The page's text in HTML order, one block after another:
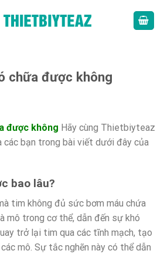
chữa được không
được không Hãy cùng Thietbiyteaz
các bạn trong bài viết dưới đây của
bao lâu?
tim không đủ sức bơm máu chứa
mô trong cơ thể, dẫn đến sự khó
trở lại tim qua các tĩnh mạch, tạo
mô. Sự tắc nghẽn này có thể dẫn